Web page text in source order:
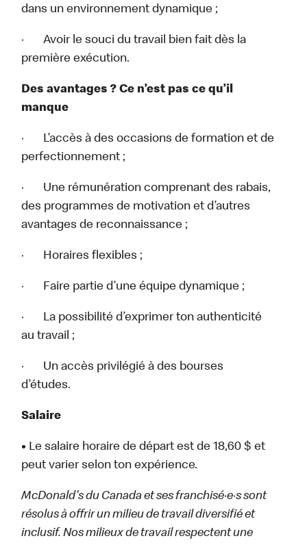
dans un environnement dynamique ;
· Avoir le souci du travail bien fait dès la
première exécution.
Des avantages ? Ce n’est pas ce qu’il
manque
· L’accès à des occasions de formation et de
perfectionnement ;
· Une rémunération comprenant des rabais,
des programmes de motivation et d’autres
avantages de reconnaissance ;
· Horaires flexibles ;
· Faire partie d’une équipe dynamique ;
· La possibilité d’exprimer ton authenticité
au travail ;
· Un accès privilégié à des bourses
d’études.
Salaire
• Le salaire horaire de départ est de 18,60 $ et
peut varier selon ton expérience.
McDonald's du Canada et ses franchisé·e·s sont
résolus à offrir un milieu de travail diversifié et
inclusif. Nos milieux de travail respectent une